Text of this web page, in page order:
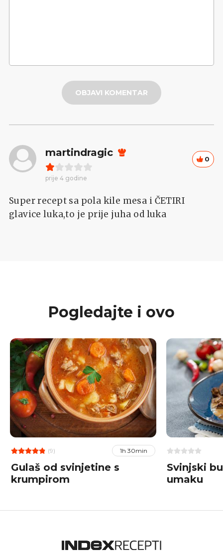
OBJAVI KOMENTAR
martindragic
prije 4 godine
0
Super recept sa pola kile mesa i ČETIRI
glavice luka,to je prije juha od luka
Pogledajte i ovo
(9) 1h 30min
Gulaš od svinjetine s
krumpirom
Svinjski
umaku